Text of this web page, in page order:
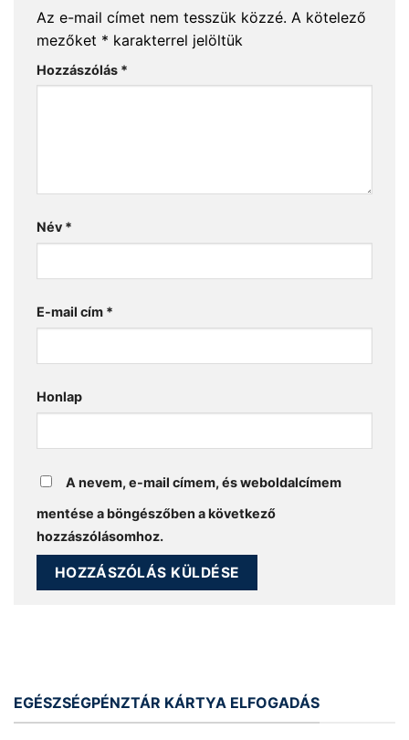
Az e-mail címet nem tesszük közzé. A kötelező
mezőket * karakterrel jelöltük
Hozzászólás *
Név *
E-mail cím *
Honlap
A nevem, e-mail címem, és weboldalcímem
mentése a böngészőben a következő
hozzászólásomhoz.
EGÉSZSÉGPÉNZTÁR KÁRTYA ELFOGADÁS